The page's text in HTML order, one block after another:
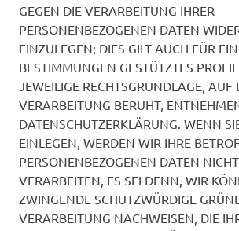
GEGEN DIE VERARBEITUNG IHRER
PERSONENBEZOGENEN DATEN
EINZULEGEN; DIES GILT AUCH FÜR
BESTIMMUNGEN GESTÜTZTES
JEWEILIGE RECHTSGRUNDLAGE, AUF
VERARBEITUNG BERUHT,
DATENSCHUTZERKLÄRUNG. WENN
EINLEGEN, WERDEN WIR IHRE
PERSONENBEZOGENEN DATEN
VERARBEITEN, ES SEI DENN, WIR
ZWINGENDE SCHUTZWÜRDIGE
VERARBEITUNG NACHWEISEN, DIE